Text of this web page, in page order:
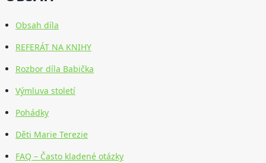
Obsah díla
REFERÁT NA KNIHY
Rozbor díla Babička
Výmluva století
Pohádky
Děti Marie Terezie
FAQ – Často kladené otázky